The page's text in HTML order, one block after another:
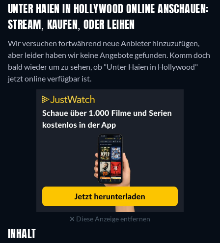
UNTER HAIEN IN HOLLYWOOD ONLINE ANSCHAUEN:
STREAM, KAUFEN, ODER LEIHEN
Wir versuchen fortwährend neue Anbieter hinzuzufügen,
aber leider haben wir keine Angebote gefunden. Komm doch
bald wieder um zu sehen, ob "Unter Haien in Hollywood"
jetzt online verfügbar ist.
Diese Anzeige entfernen
INHALT